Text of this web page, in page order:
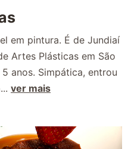
em pintura. É de Jundiaí
Artes Plásticas em São
anos. Simpática, entrou
ver mais